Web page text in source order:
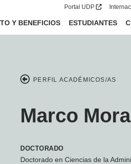
Portal UDP
Y BENEFICIOS ESTUDIANTES
PERFIL ACADÉMICOS/AS
Marco
DOCTORADO
Doctorado en Ciencias de la